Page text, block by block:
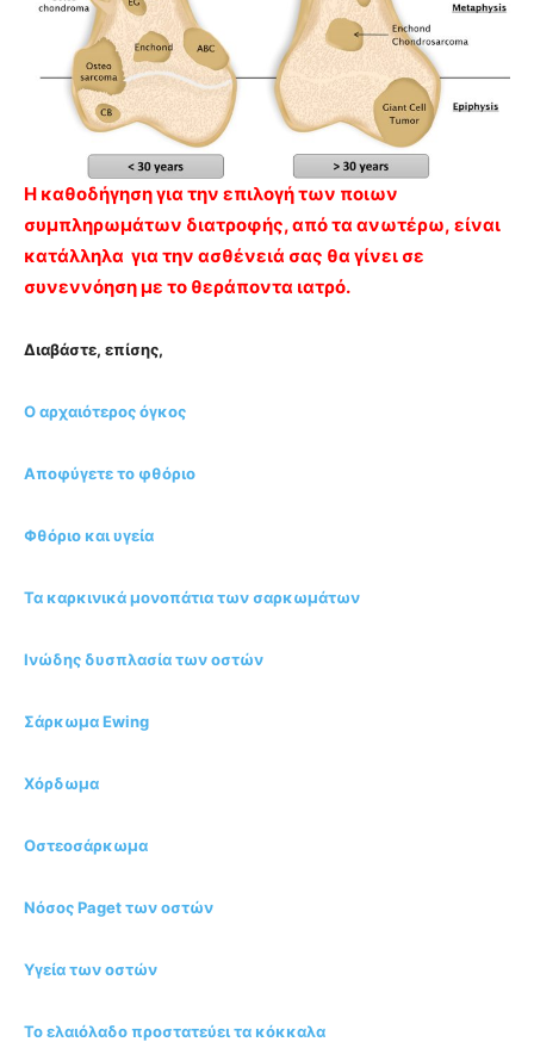
Η καθοδήγηση για την επιλογή των ποιων
συμπληρωμάτων διατροφής, από τα ανωτέρω, είναι
κατάλληλα για την ασθένειά σας θα γίνει σε
συνεννόηση με το θεράποντα ιατρό.
Διαβάστε, επίσης,
Ο αρχαιότερος όγκος
Αποφύγετε το φθόριο
Φθόριο και υγεία
Τα καρκινικά μονοπάτια των σαρκωμάτων
Ινώδης δυσπλασία των οστών
Σάρκωμα Ewing
Χόρδωμα
Οστεοσάρκωμα
Νόσος Paget των οστών
Υγεία των οστών
Το ελαιόλαδο προστατεύει τα κόκκαλα